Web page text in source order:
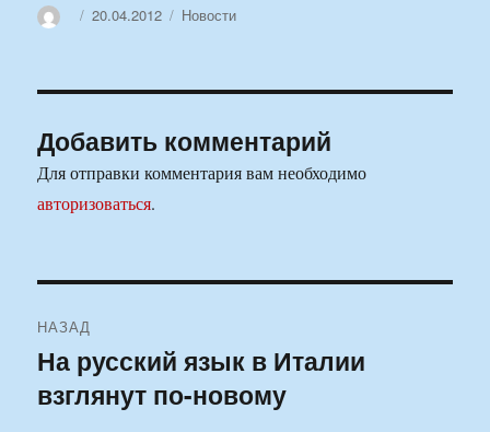
АвторОпубликовано
20.04.2012 Рубрики
Новости
Добавить комментарий
Для отправки комментария вам необходимо
авторизоваться.
по
записям
НАЗАД
Предыдущая
запись:
На русский язык в Италии
взглянут по-новому